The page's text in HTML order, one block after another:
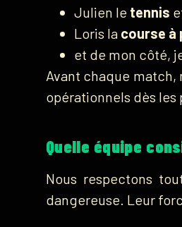
Julien le tennis
Loris la course à
et de mon côté,
Avant chaque
opérationnels dès les
Quelle équipe
Nous respectons
dangereuse. Leur